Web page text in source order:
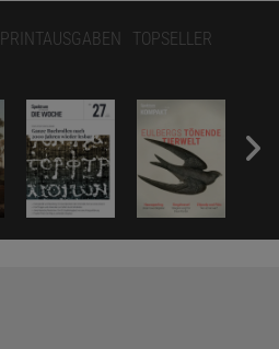
PRINTAUSGABEN TOPSELLER